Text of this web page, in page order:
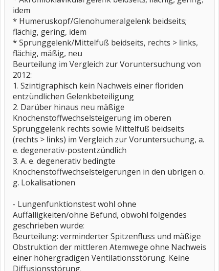
idem
* Humeruskopf/Glenohumeralgelenk beidseits;
flächig, gering, idem
* Sprunggelenk/Mittelfuß beidseits, rechts > links,
flächig, mäßig, neu
Beurteilung im Vergleich zur Voruntersuchung von
2012:
1. Szintigraphisch kein Nachweis einer floriden
entzündlichen Gelenkbeteiligung
2. Darüber hinaus neu mäßige
Knochenstoffwechselsteigerung im oberen
Sprunggelenk rechts sowie Mittelfuß beidseits
(rechts > links) im Vergleich zur Voruntersuchung, a.
e. degenerativ-postentzündlich
3. A. e. degenerativ bedingte
Knochenstoffwechselsteigerungen in den übrigen o.
g. Lokalisationen
- Lungenfunktionstest wohl ohne
Auffälligkeiten/ohne Befund, obwohl folgendes
geschrieben wurde:
Beurteilung: verminderter Spitzenfluss und mäßige
Obstruktion der mittleren Atemwege ohne Nachweis
einer höhergradigen Ventilationsstörung. Keine
Diffusionsstörung.